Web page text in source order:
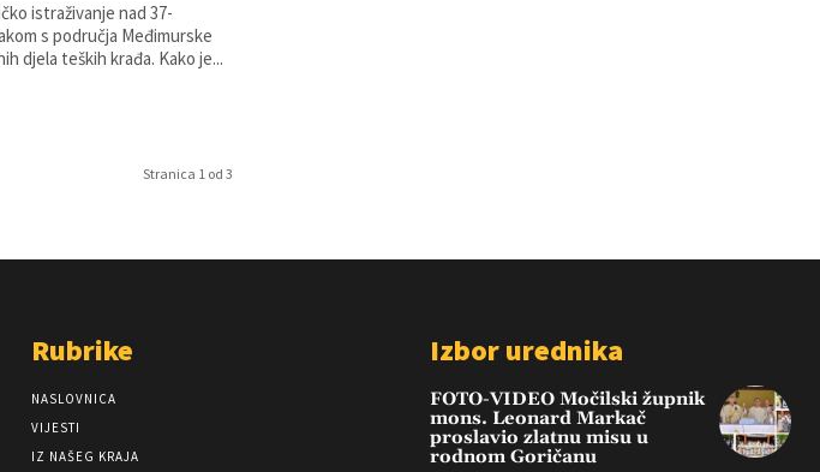
istraživanje nad 37-
s područja Međimurske
županije zbog sumnje u počinjenje kaznenih djela teških krađa. Kako je...
Stranica 1 od 3
Rubrike
NASLOVNICA
VIJESTI
IZ NAŠEG KRAJA
Izbor urednika
FOTO-VIDEO Močilski župnik
mons. Leonard Markač
proslavio zlatnu misu u
rodnom Goričanu